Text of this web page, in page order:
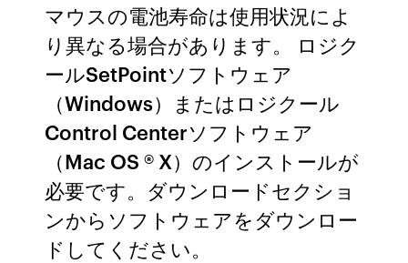
マウスの電池寿命は使用状況によ
り異なる場合があります。 ロジク
ールSetPointソフトウェア
（Windows）またはロジクール
Control Centerソフトウェア
（Mac OS ® X）のインストールが
必要です。ダウンロードセクショ
ンからソフトウェアをダウンロー
ドしてください。